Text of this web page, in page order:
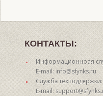
КОНТАКТЫ:
Информационноая
E-mail: info@sfynks.ru
Служба техподдержки:
E-mail: